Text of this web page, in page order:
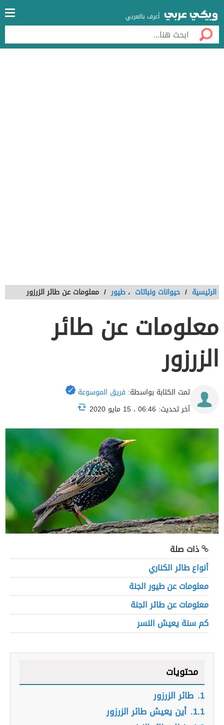
أعرف بالعربي
الرئيسية / حيوانات ونباتات ، طيور / معلومات عن طائر الزرزور
معلومات عن طائر
الزرزور
تمت الكتابة بواسطة: فريق الموسوعة
آخر تحديث: 06:46 ، 15 مايو 2020
ذات صلة
أنواع طائر الكناري
معلومات عن طيور الجنة
معلومات عن طائر الجنة
كم سنة يعيش النسر
محتويات
1. طائر الزرزور
1.1. أين يعيش طائر الزرزور